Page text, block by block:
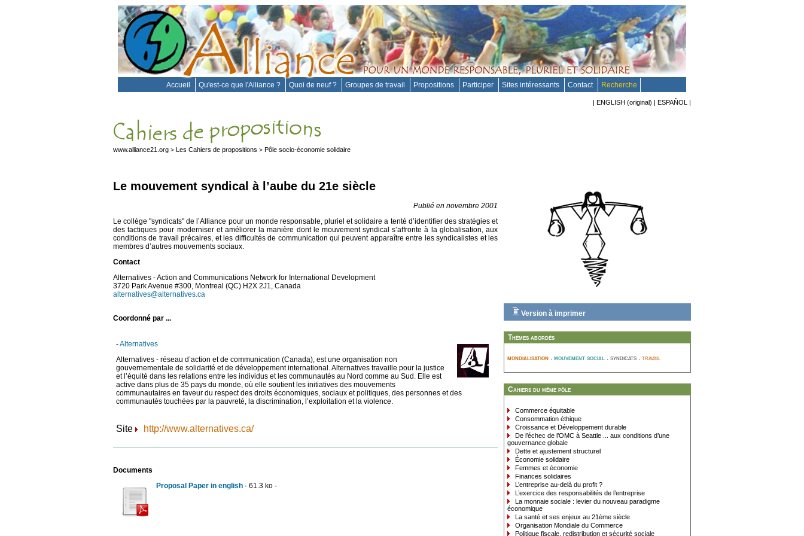
Accueil Qu'est-ce que l'Alliance ? Quoi de neuf ? Groupes de travail Propositions Participer Sites intéressants Contact Recherche
| ENGLISH (original) | ESPAÑOL |
www.alliance21.org > Les Cahiers de propositions > Pôle socio-économie solidaire
Le mouvement syndical à l’aube du 21e siècle
Publié en novembre 2001
Le collège "syndicats" de l’Alliance pour un monde responsable, pluriel et solidaire a tenté d’identifier des stratégies et
des tactiques pour moderniser et améliorer la manière dont le mouvement syndical s’affronte à la globalisation, aux
conditions de travail précaires, et les difficultés de communication qui peuvent apparaître entre les syndicalistes et les
membres d’autres mouvements sociaux.
Contact
Alternatives - Action and Communications Network for International Development
3720 Park Avenue #300, Montreal (QC) H2X 2J1, Canada
alternatives@alternatives.ca
Coordonné par ...
-Alternatives
Alternatives - réseau d’action et de communication (Canada), est une organisation non
gouvernementale de solidarité et de développement international. Alternatives travaille pour la justice
et l’équité dans les relations entre les individus et les communautés au Nord comme au Sud. Elle est
active dans plus de 35 pays du monde, où elle soutient les initiatives des mouvements
communautaires en faveur du respect des droits économiques, sociaux et politiques, des personnes et des
communautés touchées par la pauvreté, la discrimination, l’exploitation et la violence.
Site http://www.alternatives.ca/
Documents
Proposal Paper in english - 61.3 ko -
Version à imprimer
Thèmes abordés
mondialisation . mouvement social . syndicats . travail
Cahiers du même pôle
Commerce équitable
Consommation éthique
Croissance et Développement durable
De l’échec de l’OMC à Seattle ... aux conditions d’une
gouvernance globale
Dette et ajustement structurel
Économie solidaire
Femmes et économie
Finances solidaires
L’entreprise au-delà du profit ?
L’exercice des responsabilités de l’entreprise
La monnaie sociale : levier du nouveau paradigme
économique
La santé et ses enjeux au 21ème siècle
Organisation Mondiale du Commerce
Politique fiscale, redistribution et sécurité sociale